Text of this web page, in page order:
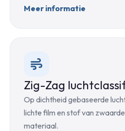
Meer informatie
Zig-Zag
Op dichtheid gebaseerde
lichte film en stof van
materiaal.